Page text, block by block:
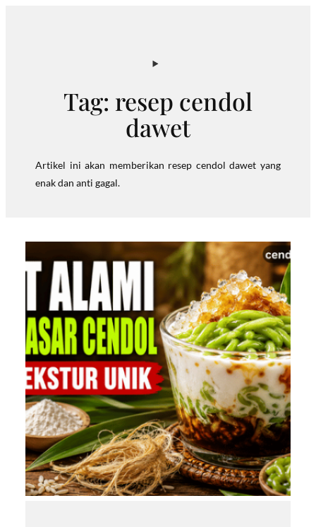
Tag: resep cendol
dawet
Artikel ini akan memberikan resep cendol dawet yang
enak dan anti gagal.